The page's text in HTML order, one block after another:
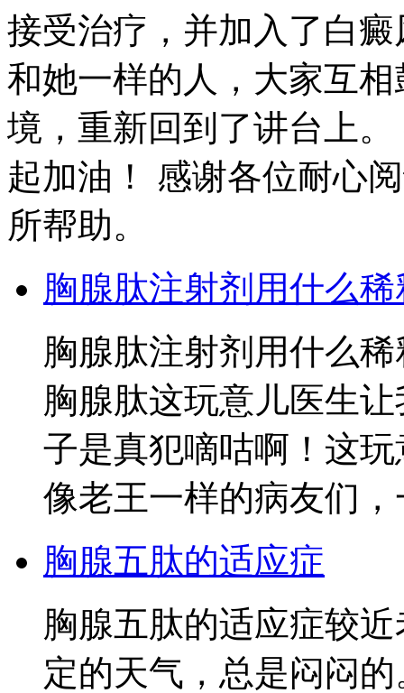
接受治疗，并加入了白
和她一样的人，大家互
境，重新回到了讲台上
起加油！ 感谢各位耐心
所帮助。
胸腺肽注射剂用什么稀
胸腺肽注射剂用什么
胸腺肽这玩意儿医生
子是真犯嘀咕啊！这
像老王一样的病友们，
胸腺五肽的适应症
胸腺五肽的适应症较
定的天气，总是闷闷